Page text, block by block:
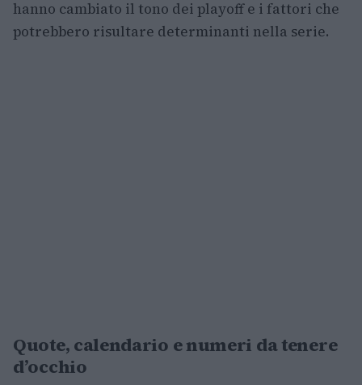
hanno cambiato il tono dei playoff e i fattori che
potrebbero risultare determinanti nella serie.
Quote, calendario e numeri da tenere
d’occhio